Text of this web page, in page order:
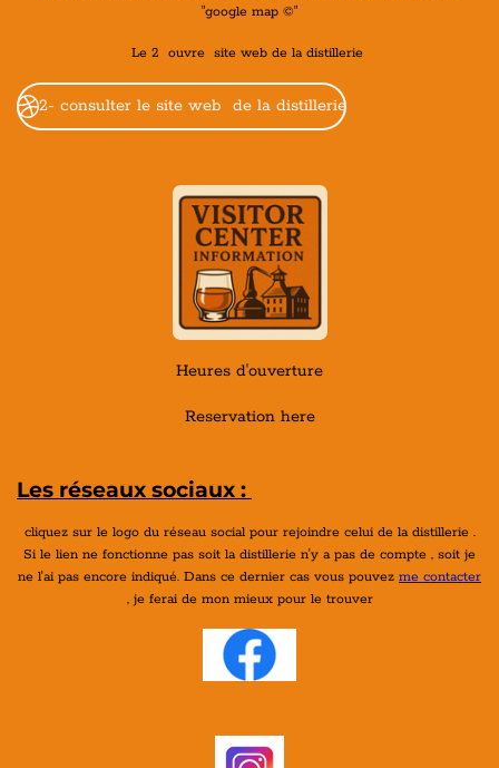
"google map ©"
Le 2 ouvre site web de la distillerie
2- consulter le site web de la distillerie
Heures d'ouverture
Reservation here
Les réseaux sociaux :
cliquez sur le logo du réseau social pour rejoindre celui de la distillerie .
Si le lien ne fonctionne pas soit la distillerie n'y a pas de compte , soit je
ne l'ai pas encore indiqué. Dans ce dernier cas vous pouvez me contacter
, je ferai de mon mieux pour le trouver